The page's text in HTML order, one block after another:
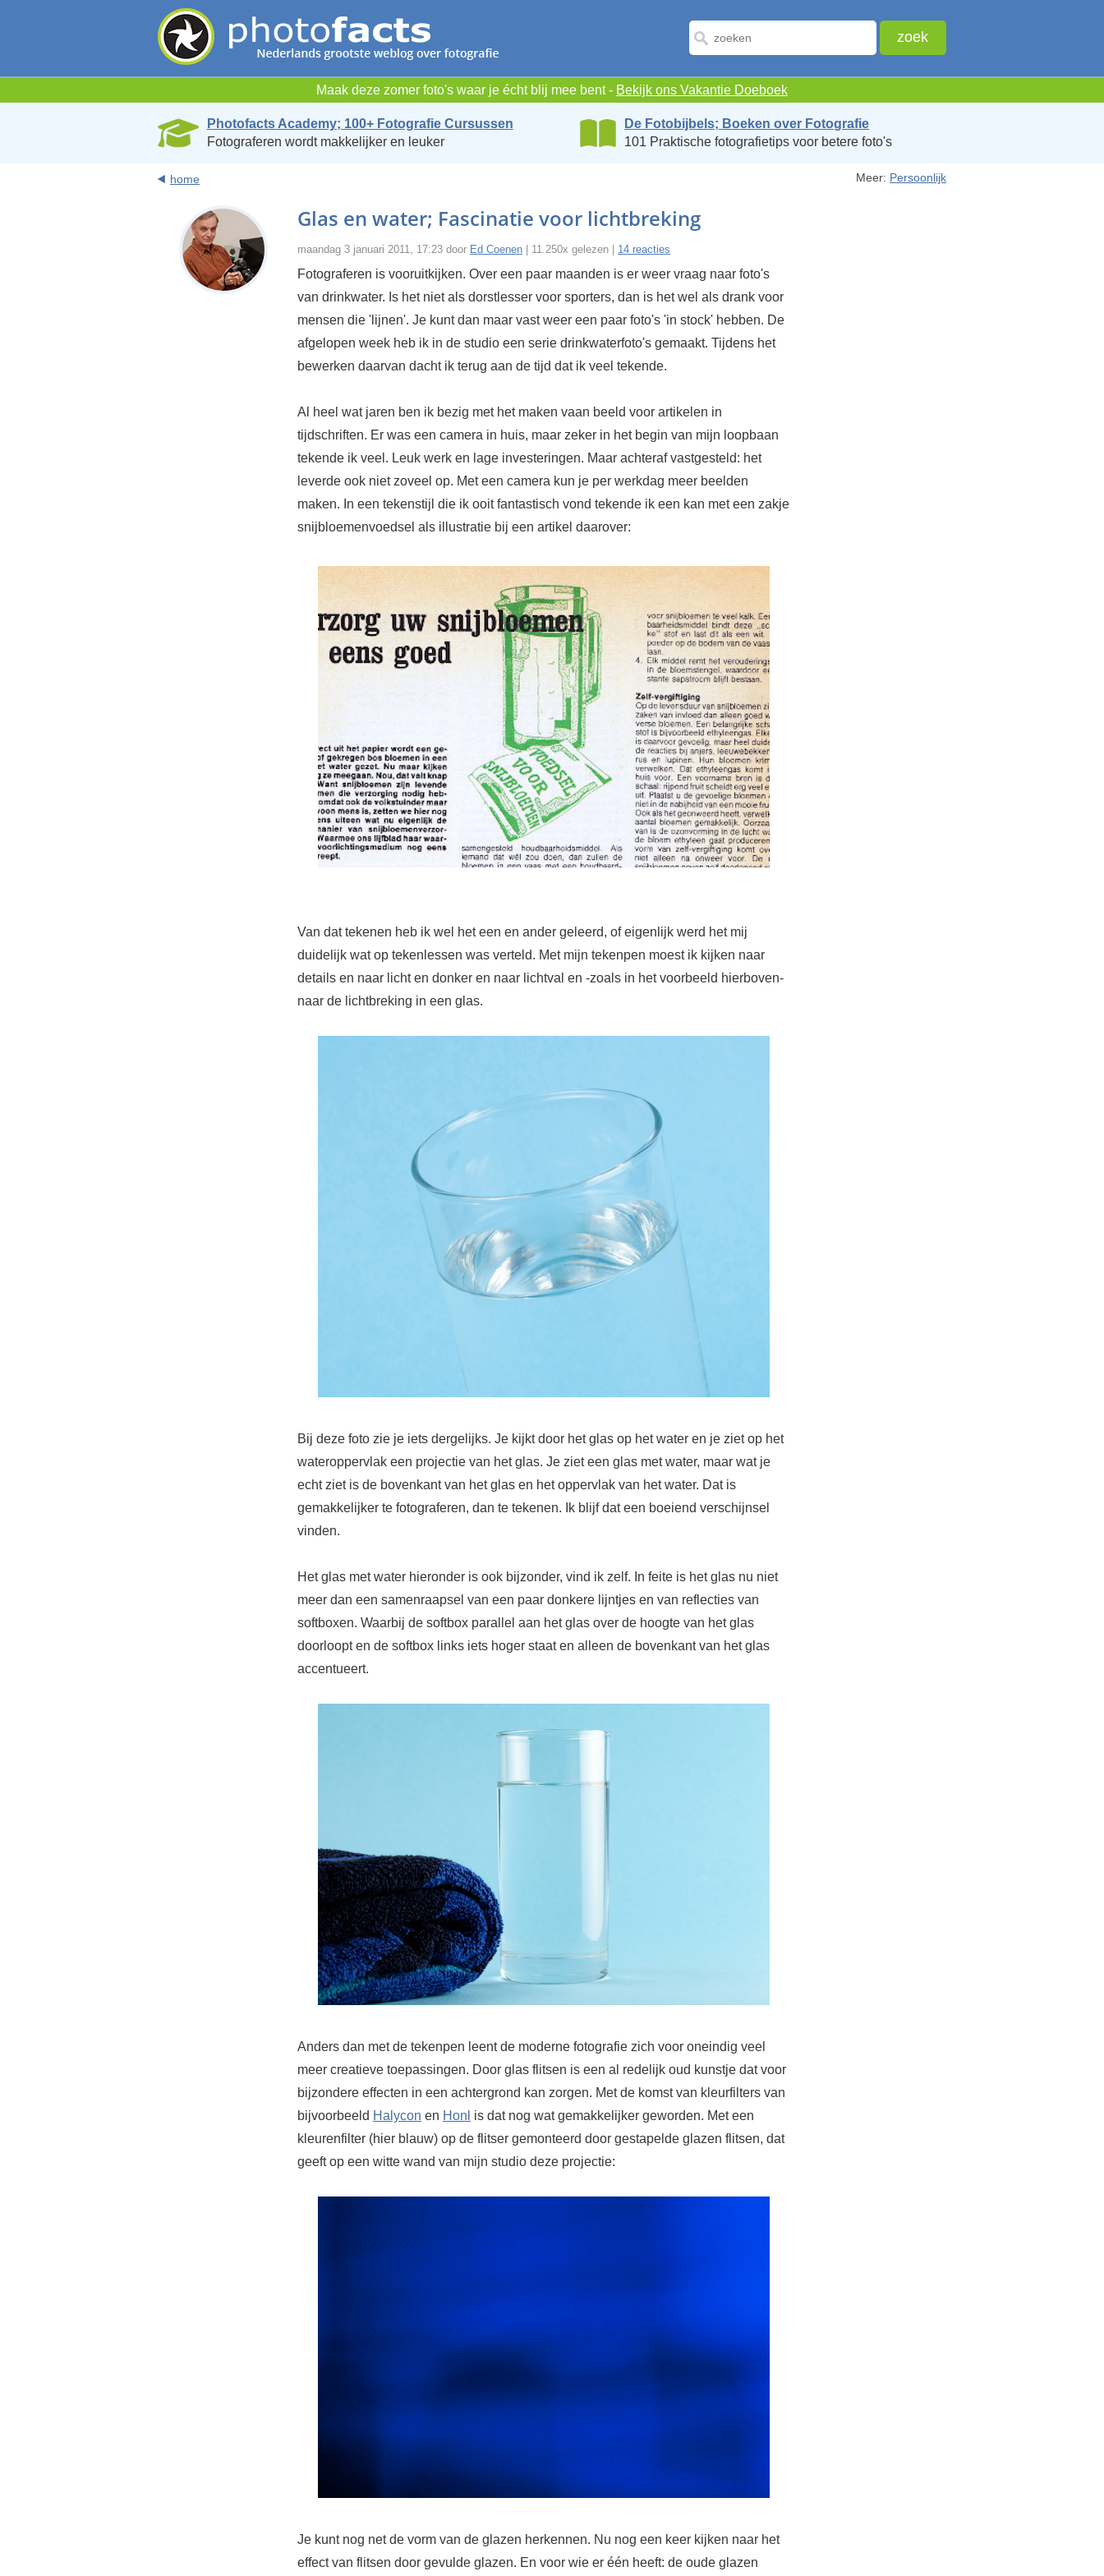
Maak deze zomer foto's waar je écht blij mee bent - Bekijk ons Vakantie Doeboek
Photofacts Academy; 100+ Fotografie Cursussen
Fotograferen wordt makkelijker en leuker
De Fotobijbels; Boeken over Fotografie
101 Praktische fotografietips voor betere foto's
home Meer: Persoonlijk
Glas en water; Fascinatie voor lichtbreking
maandag 3 januari 2011, 17:23 door Ed Coenen | 11.250x gelezen | 14 reacties
Fotograferen is vooruitkijken. Over een paar maanden is er weer vraag naar foto's
van drinkwater. Is het niet als dorstlesser voor sporters, dan is het wel als drank voor
mensen die 'lijnen'. Je kunt dan maar vast weer een paar foto's 'in stock' hebben. De
afgelopen week heb ik in de studio een serie drinkwaterfoto's gemaakt. Tijdens het
bewerken daarvan dacht ik terug aan de tijd dat ik veel tekende.
Al heel wat jaren ben ik bezig met het maken vaan beeld voor artikelen in
tijdschriften. Er was een camera in huis, maar zeker in het begin van mijn loopbaan
tekende ik veel. Leuk werk en lage investeringen. Maar achteraf vastgesteld: het
leverde ook niet zoveel op. Met een camera kun je per werkdag meer beelden
maken. In een tekenstijl die ik ooit fantastisch vond tekende ik een kan met een zakje
snijbloemenvoedsel als illustratie bij een artikel daarover:
Van dat tekenen heb ik wel het een en ander geleerd, of eigenlijk werd het mij
duidelijk wat op tekenlessen was verteld. Met mijn tekenpen moest ik kijken naar
details en naar licht en donker en naar lichtval en -zoals in het voorbeeld hierboven-
naar de lichtbreking in een glas.
Bij deze foto zie je iets dergelijks. Je kijkt door het glas op het water en je ziet op het
wateroppervlak een projectie van het glas. Je ziet een glas met water, maar wat je
echt ziet is de bovenkant van het glas en het oppervlak van het water. Dat is
gemakkelijker te fotograferen, dan te tekenen. Ik blijf dat een boeiend verschijnsel
vinden.
Het glas met water hieronder is ook bijzonder, vind ik zelf. In feite is het glas nu niet
meer dan een samenraapsel van een paar donkere lijntjes en van reflecties van
softboxen. Waarbij de softbox parallel aan het glas over de hoogte van het glas
doorloopt en de softbox links iets hoger staat en alleen de bovenkant van het glas
accentueert.
Anders dan met de tekenpen leent de moderne fotografie zich voor oneindig veel
meer creatieve toepassingen. Door glas flitsen is een al redelijk oud kunstje dat voor
bijzondere effecten in een achtergrond kan zorgen. Met de komst van kleurfilters van
bijvoorbeeld Halycon en Honl is dat nog wat gemakkelijker geworden. Met een
kleurenfilter (hier blauw) op de flitser gemonteerd door gestapelde glazen flitsen, dat
geeft op een witte wand van mijn studio deze projectie:
Je kunt nog net de vorm van de glazen herkennen. Nu nog een keer kijken naar het
effect van flitsen door gevulde glazen. En voor wie er één heeft: de oude glazen